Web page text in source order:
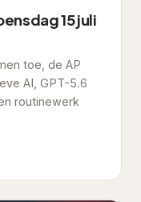
15 juli
toe, de AP
AI, GPT-5.6
routinewerk